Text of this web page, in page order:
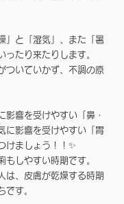
」と「湿気」、また「暑
ったり来たりします。
ついていかず、不調の原
影響を受けやすい「鼻・
に影響を受けやすい「胃
けましょう！！✨
もしやすい時期です。
は、皮膚が乾燥する時期
です。